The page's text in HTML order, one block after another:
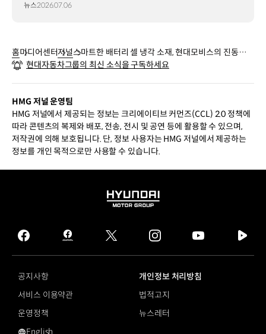
뉴스2026.07.06
홈미디어센터저널스마트한 배터리 셀 냉각 소재, 현대모비스의 진동형
히트파이프
현대자동차그룹의 최신 소식을 구독하세요
HMG 저널 운영팀
HMG 저널에서 제공되는 정보는 크리에이티브 커먼즈(CCL) 2.0 정책에
따라 콘텐츠의 복제와 배포, 전송, 전시 및 공연 등에 활용할 수 있으며,
저작권에 의해 보호됩니다. 단, 정보 사용자는 HMG 저널에서 제공하는
정보를 개인 목적으로만 사용할 수 있습니다.
HYUNDAI
GROUP
facebook
hmg
journal
twitter instagram
tv
공지사항
개인정보 처리방침
서비스 이용약관
법적고지
운영정책
뉴스레터